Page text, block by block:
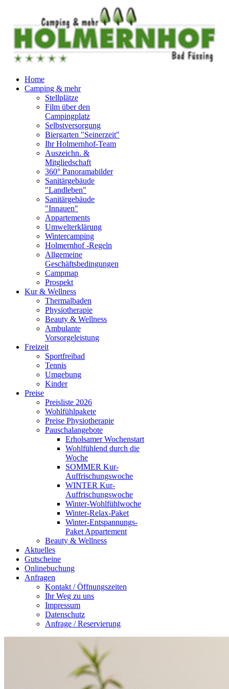
Home
Camping & mehr
Stellplätze
Film über den
Campingplatz
Selbstversorgung
Biergarten "Seinerzeit"
Ihr Holmernhof-Team
Auszeichn. &
Mitgliedschaft
360° Panoramabilder
Sanitärgebäude
"Landleben"
Sanitärgebäude
"Innauen"
Appartements
Umwelterklärung
Wintercamping
Holmernhof -Regeln
Allgemeine
Geschäftsbedingungen
Campmap
Prospekt
Kur & Wellness
Thermalbaden
Physiotherapie
Beauty & Wellness
Ambulante
Vorsorgeleistung
Freizeit
Sportfreibad
Tennis
Umgebung
Kinder
Preise
Preisliste 2026
Wohlfühlpakete
Preise Physiotherapie
Pauschalangebote
Erholsamer Wochenstart
Wohlfühlend durch die
Woche
SOMMER Kur-
Auffrischungswoche
WINTER Kur-
Auffrischungswoche
Winter-Wohlfühlwoche
Winter-Relax-Paket
Winter-Entspannungs-
Paket Appartement
Beauty & Wellness
Aktuelles
Gutscheine
Onlinebuchung
Anfragen
Kontakt / Öffnungszeiten
Ihr Weg zu uns
Impressum
Datenschutz
Anfrage / Reservierung